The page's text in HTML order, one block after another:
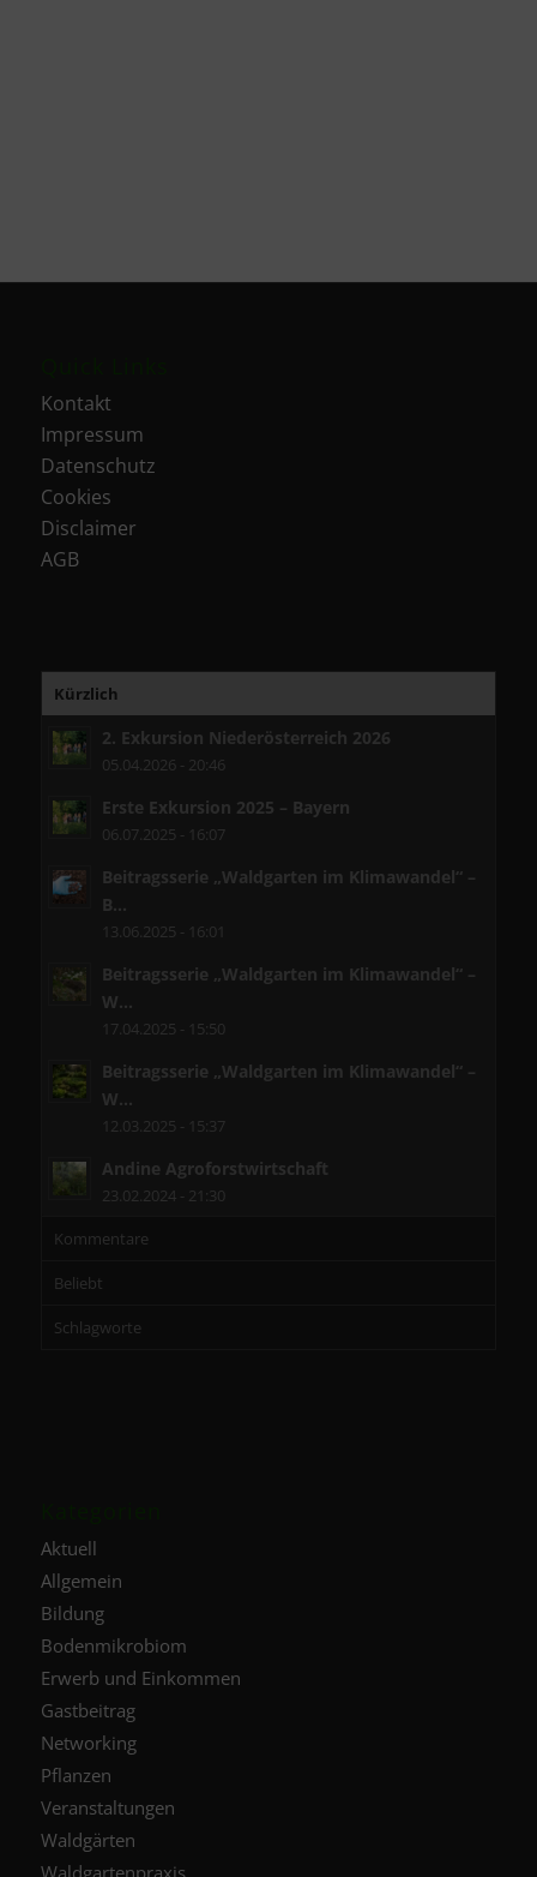
Kontakt
Impressum
Datenschutz
Cookies
Disclaimer
AGB
Kürzlich
2. Exkursion Niederösterreich 2026
05.04.2026 - 20:46
Erste Exkursion 2025 – Bayern
06.07.2025 - 16:07
Beitragsserie „Waldgarten im Klimawandel“ –
B...
13.06.2025 - 16:01
Beitragsserie „Waldgarten im Klimawandel“ –
W...
17.04.2025 - 15:50
Beitragsserie „Waldgarten im Klimawandel“ –
W...
12.03.2025 - 15:37
Andine Agroforstwirtschaft
23.02.2024 - 21:30
Kommentare
Beliebt
Schlagworte
Aktuell
Allgemein
Bildung
Bodenmikrobiom
Erwerb und Einkommen
Gastbeitrag
Networking
Pflanzen
Veranstaltungen
Waldgärten
Waldgartenpraxis